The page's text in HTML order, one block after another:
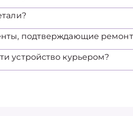
подтверждающие
устройство курьером?